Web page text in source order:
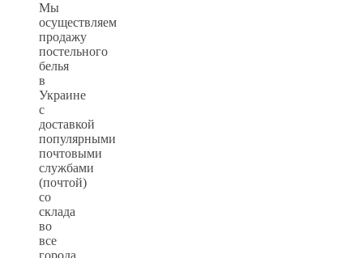
Мы
осуществляем
продажу
постельного
белья
в
Украине
с
доставкой
популярными
почтовыми
службами
(почтой)
со
склада
во
все